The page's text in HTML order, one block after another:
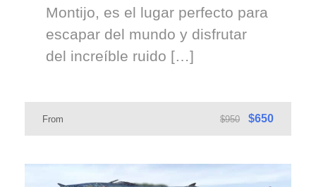
Montijo, es el lugar perfecto para
escapar del mundo y disfrutar
del increíble ruido […]
From $950 $650